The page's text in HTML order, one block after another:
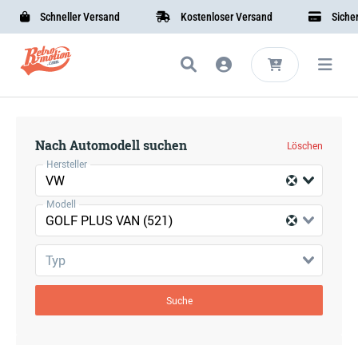
Schneller Versand Kostenloser Versand Sichere
Nach Automodell suchen
Löschen
Hersteller
VW
Modell
GOLF PLUS VAN (521)
Typ
Suche